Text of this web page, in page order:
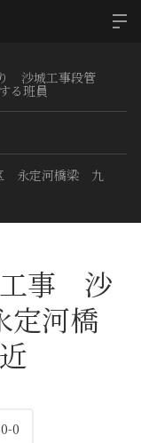
沙城工事段管
る班員
永定河橋梁 九
事 沙
河橋
0